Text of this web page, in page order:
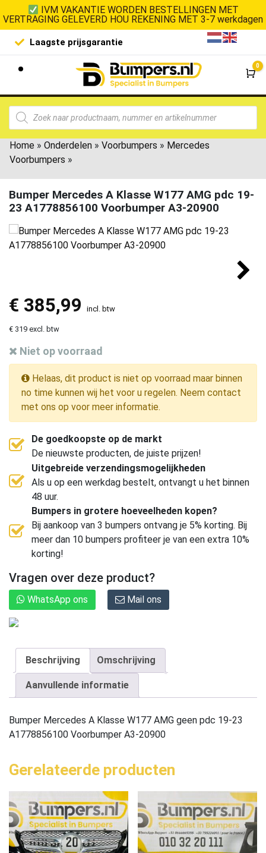
IVM VAKANTIE WORDEN BESTELLINGEN MET
VERTRAGING GELEVERD HOU REKENING MET 3-7 werkdagen
Laagste prijsgarantie De
0
Home » Onderdelen » Voorbumpers » Mercedes
Voorbumpers »
Bumper Mercedes A Klasse W177 AMG pdc 19-
23 A1778856100 Voorbumper A3-20900
€ 385,99 incl. btw
€ 319 excl. btw
Niet op voorraad
Helaas, dit product is niet op voorraad maar binnen
no time kunnen wij het voor u regelen. Neem contact
met ons op voor meer informatie.
De goedkoopste op de markt
De nieuwste producten, de juiste prijzen!
Uitgebreide verzendingsmogelijkheden
Als u op een werkdag bestelt, ontvangt u het binnen
48 uur.
Bumpers in grotere hoeveelheden kopen?
Bij aankoop van 3 bumpers ontvang je 5% korting. Bij
meer dan 10 bumpers profiteer je van een extra 10%
korting!
Vragen over deze product?
WhatsApp ons Mail ons
Beschrijving Omschrijving
Aanvullende informatie
Bumper Mercedes A Klasse W177 AMG geen pdc 19-23
A1778856100 Voorbumper A3-20900
Gerelateerde producten